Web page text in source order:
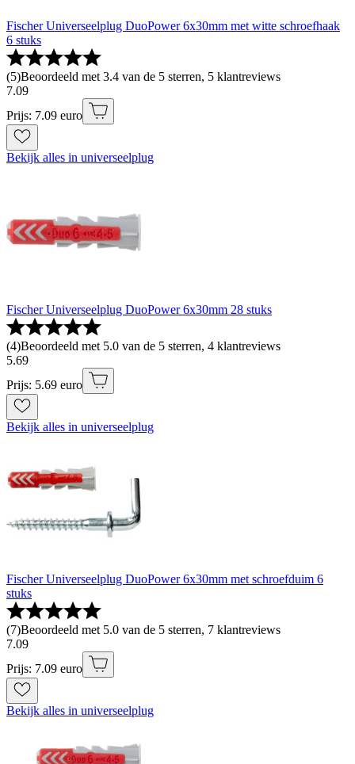
Fischer Universeelplug DuoPower 6x30mm met witte schroefhaak
6 stuks
(5)Beoordeeld met 3.4 van de 5 sterren, 5 klantreviews
7.09
Prijs: 7.09 euro
Bekijk alles in universeelplug
Fischer Universeelplug DuoPower 6x30mm 28 stuks
(4)Beoordeeld met 5.0 van de 5 sterren, 4 klantreviews
5.69
Prijs: 5.69 euro
Bekijk alles in universeelplug
Fischer Universeelplug DuoPower 6x30mm met schroefduim 6
stuks
(7)Beoordeeld met 5.0 van de 5 sterren, 7 klantreviews
7.09
Prijs: 7.09 euro
Bekijk alles in universeelplug